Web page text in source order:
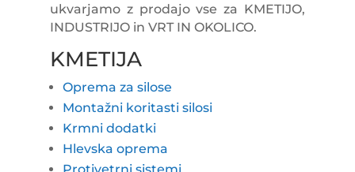
ukvarjamo z prodajo vse za KMETIJO,
INDUSTRIJO in VRT IN OKOLICO.
KMETIJA
Oprema za silose
Montažni koritasti silosi
Krmni dodatki
Hlevska oprema